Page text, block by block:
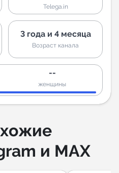
Telega.in
3 года и 4 месяца
Возраст канала
--
женщины
и MAX